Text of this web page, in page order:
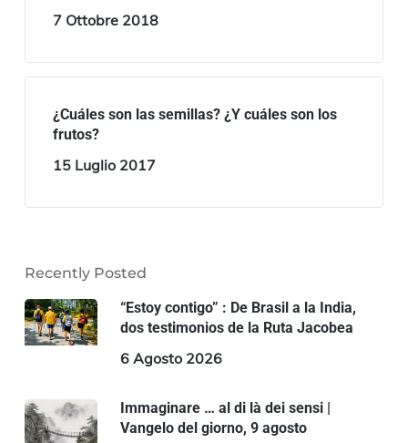
7 Ottobre 2018
¿Cuáles son las semillas? ¿Y cuáles son los
frutos?
15 Luglio 2017
Recently Posted
“Estoy contigo” : De Brasil a la India,
dos testimonios de la Ruta Jacobea
6 Agosto 2026
Immaginare … al di là dei sensi |
Vangelo del giorno, 9 agosto